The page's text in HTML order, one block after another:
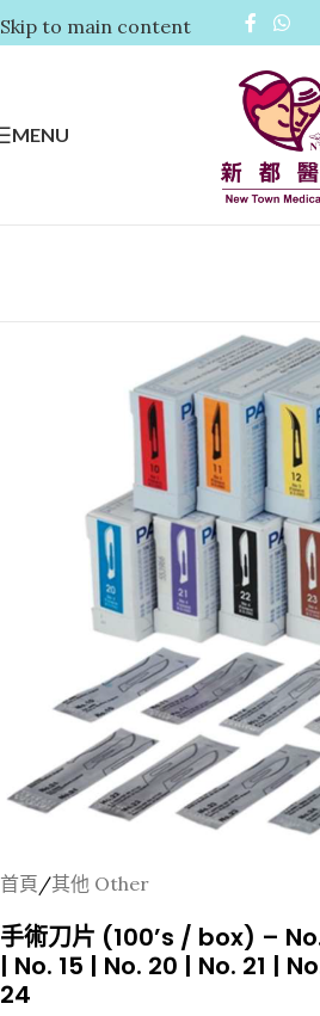
Skip to main content
MENU
首頁/其他 Other
手術刀片 (100’s / box) –
| No. 15 | No. 20 | No. 21 |
24